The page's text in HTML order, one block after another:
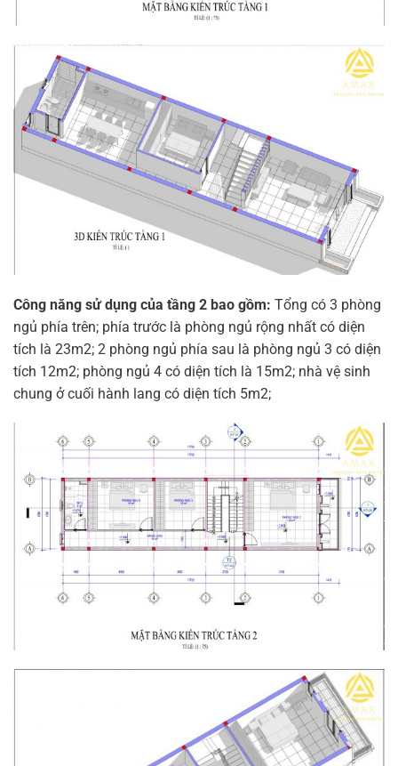
Công năng sử dụng của tầng 2 bao gồm: Tổng có 3 phòng
ngủ phía trên; phía trước là phòng ngủ rộng nhất có diện
tích là 23m2; 2 phòng ngủ phía sau là phòng ngủ 3 có diện
tích 12m2; phòng ngủ 4 có diện tích là 15m2; nhà vệ sinh
chung ở cuối hành lang có diện tích 5m2;